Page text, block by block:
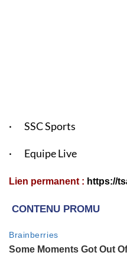
· SSC Sports
· Equipe Live
Lien permanent : https://